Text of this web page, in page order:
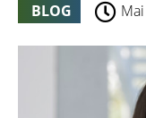
BLOG